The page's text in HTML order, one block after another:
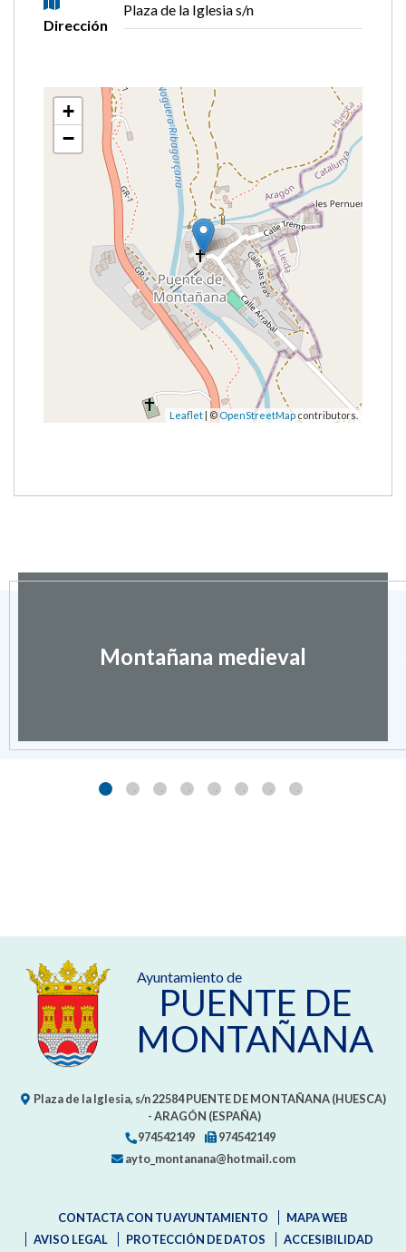
Dirección
Plaza de la Iglesia s/n
+
−
Leaflet | © OpenStreetMapcontributors.
Montañana medieval
Ayuntamiento de
PUENTE DE
MONTAÑANA
Plaza de la Iglesia, s/n22584 PUENTE DE MONTAÑANA (HUESCA)
- ARAGÓN (ESPAÑA)
974542149
974542149
ayto_montanana@hotmail.com
CONTACTA CON TU AYUNTAMIENTO
MAPA WEB
AVISO LEGAL
PROTECCIÓN DE DATOS ACCESIBILIDAD